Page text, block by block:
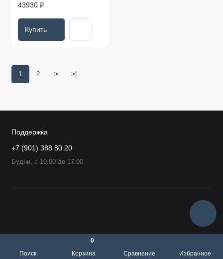
Поиск Корзина
0
Сравнение
Избранное
43930 ₽
Купить
1 2 > >|
Поддержка
+7 (901) 388 80 20
Будни, с 10.00 до 17.00